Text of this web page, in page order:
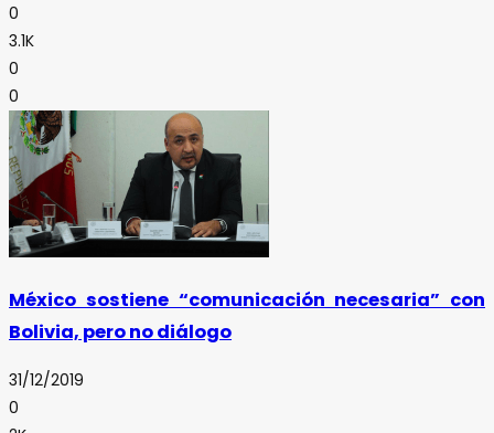
0
3.1K
0
0
México sostiene “comunicación necesaria” con
Bolivia, pero no diálogo
31/12/2019
0